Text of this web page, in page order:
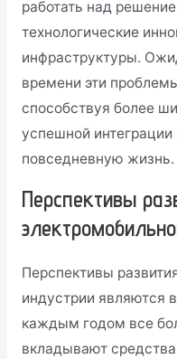
работать над
технологические
инфраструктуры.
времени эти
способствуя более
успешной интеграции
повседневную жизнь.
Перспективы
Перспективы
индустрии
каждым годом все
вкладывают